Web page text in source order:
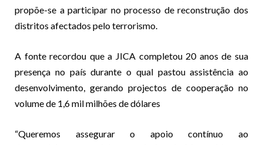
propõe-se a participar no processo de reconstrução dos
distritos afectados pelo terrorismo.
A fonte recordou que a JICA completou 20 anos de sua
presença no país durante o qual pastou assistência ao
desenvolvimento, gerando projectos de cooperação no
volume de 1,6 mil milhões de dólares
“Queremos assegurar o apoio contínuo ao